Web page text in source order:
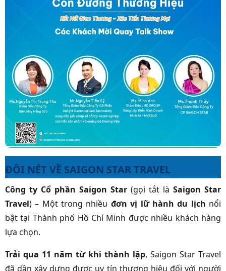
ĐÔI NÉT VỀ SAIGON STAR TRAVEL
Công ty Cổ phần Saigon Star (gọi tắt là Saigon Star
Travel)– Một trong nhiều đơn vị lữ hành du lịch nổi
bật tại Thành phố Hồ Chí Minh được nhiều khách hàng
lựa chọn.
Trải qua 11 năm từ khi thành lập, Saigon Star Travel
đã dần xây dựng được uy tín thương hiệu đối với người